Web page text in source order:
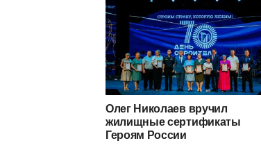
Олег Николаев вручил
жилищные сертификаты
Героям России